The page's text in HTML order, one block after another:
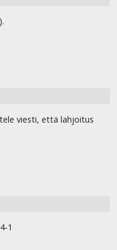
viesti, että lahjoitus
1